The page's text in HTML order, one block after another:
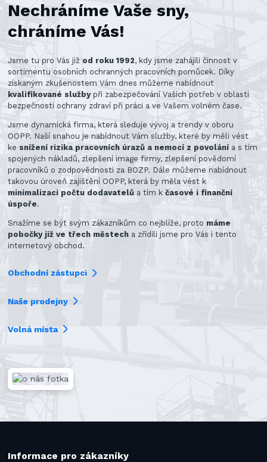
Nechráníme Vaše sny,
chráníme Vás!
Jsme tu pro Vás již od roku 1992, kdy jsme zahájili činnost v
sortimentu osobních ochranných pracovních pomůcek. Díky
získaným zkušenostem Vám dnes můžeme nabídnout
kvalifikované službypři zabezpečování Vašich potřeb v oblasti
bezpečnosti ochrany zdraví při práci a ve Vašem volném čase.
Jsme dynamická firma, která sleduje vývoj a trendy v oboru
OOPP. Naší snahou je nabídnout Vám služby, které by měli vést
ke snížení rizika pracovních úrazů a nemocí z povolání a s tím
spojených nákladů, zlepšení image firmy, zlepšení povědomí
pracovníků o zodpovědnosti za BOZP. Dále můžeme nabídnout
takovou úroveň zajištění OOPP, která by měla vést k
minimalizaci počtu dodavatelů a tím kčasové i finanční
úspoře.
Snažíme se být svým zákazníkům co nejblíže, proto máme
pobočky již ve třech městech a zřídili jsme pro Vás i tento
internetový obchod.
Obchodní zástupci
Naše prodejny
Volná místa
Informace pro zákazníky